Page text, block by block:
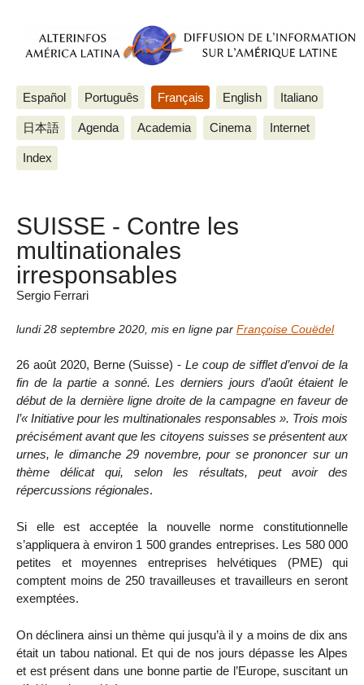
Español Português Français English Italiano
日本語 Agenda Academia Cinema Internet
Index
SUISSE - Contre les
multinationales
irresponsables
Sergio Ferrari
lundi 28 septembre 2020 mis en ligne par Françoise Couëdel
26 août 2020, Berne (Suisse) - Le coup de sifflet d’envoi de la
fin de la partie a sonné. Les derniers jours d’août étaient le
début de la dernière ligne droite de la campagne en faveur de
l’« Initiative pour les multinationales responsables ». Trois mois
précisément avant que les citoyens suisses se présentent aux
urnes, le dimanche 29 novembre, pour se prononcer sur un
thème délicat qui, selon les résultats, peut avoir des
répercussions régionales.
Si elle est acceptée la nouvelle norme constitutionnelle
s’appliquera à environ 1 500 grandes entreprises. Les 580 000
petites et moyennes entreprises helvétiques (PME) qui
comptent moins de 250 travailleuses et travailleurs en seront
exemptées.
On déclinera ainsi un thème qui jusqu’à il y a moins de dix ans
était un tabou national. Et qui de nos jours dépasse les Alpes
et est présent dans une bonne partie de l’Europe, suscitant un